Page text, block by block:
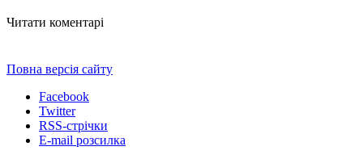
Читати коментарі
Повна версія сайту
Facebook
Twitter
RSS-стрічки
E-mail розсилка